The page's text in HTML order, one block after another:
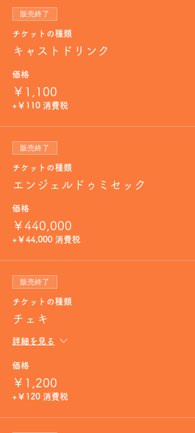
販売終了
チケットの種類
キャストドリンク
価格
￥1,100
+￥110 消費税
販売終了
チケットの種類
エンジェルドゥミセック
価格
￥440,000
+￥44,000 消費税
販売終了
チケットの種類
チェキ
詳細を見る
価格
￥1,200
+￥120 消費税